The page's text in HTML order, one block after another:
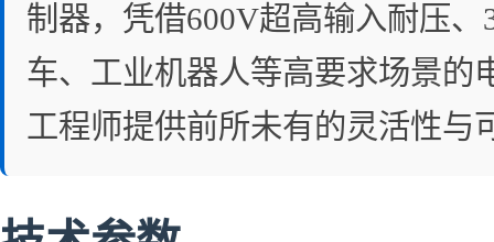
制器，凭借600V超高输入耐压
车、工业机器人等高要求场景的
工程师提供前所未有的灵活性与